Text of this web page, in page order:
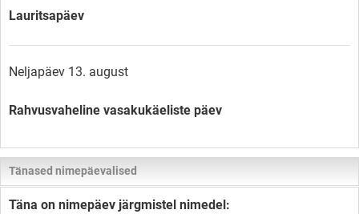
Lauritsapäev
Neljapäev 13. august
Rahvusvaheline vasakukäeliste päev
Tänased nimepäevalised
Täna on nimepäev järgmistel nimedel: